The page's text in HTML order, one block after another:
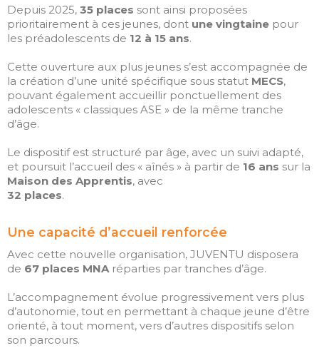
Flux des publications
Flux des commentaires
Depuis 2025, 35 places sont ainsi proposées
prioritairement à ces jeunes, dont une vingtaine pour
les préadolescents de 12 à 15 ans.
Cette ouverture aux plus jeunes s’est accompagnée de
la création d’une unité spécifique sous statut MECS,
pouvant également accueillir ponctuellement des
adolescents « classiques ASE » de la même tranche
d’âge.
Le dispositif est structuré par âge, avec un suivi adapté,
et poursuit l’accueil des « aînés » à partir de 16 ans sur la
Maison des Apprentis, avec
32 places.
Une capacité d’accueil renforcée
Avec cette nouvelle organisation, JUVENTU disposera
de 67 places MNAréparties par tranches d’âge.
L’accompagnement évolue progressivement vers plus
d’autonomie, tout en permettant à chaque jeune d’être
orienté, à tout moment, vers d’autres dispositifs selon
son parcours.